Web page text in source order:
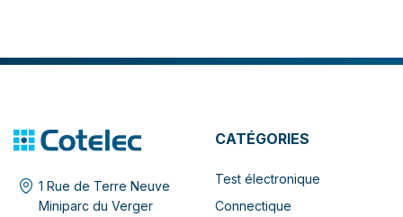
1 Rue de Terre Neuve
Miniparc du Verger
CATÉGORIES
Test électronique
Connectique